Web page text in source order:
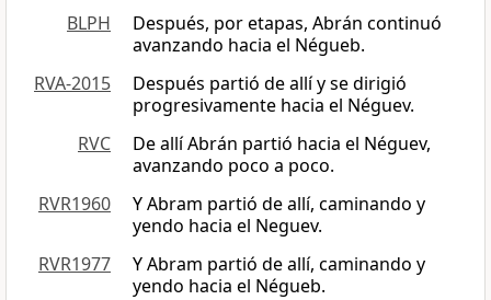
BLPH
Después, por etapas, Abrán continuó
avanzando hacia el Négueb.
RVA-2015
Después partió de allí y se dirigió
progresivamente hacia el Néguev.
RVC
De allí Abrán partió hacia el Néguev,
avanzando poco a poco.
RVR1960
Y Abram partió de allí, caminando y
yendo hacia el Neguev.
RVR1977
Y Abram partió de allí, caminando y
yendo hacia el Négueb.